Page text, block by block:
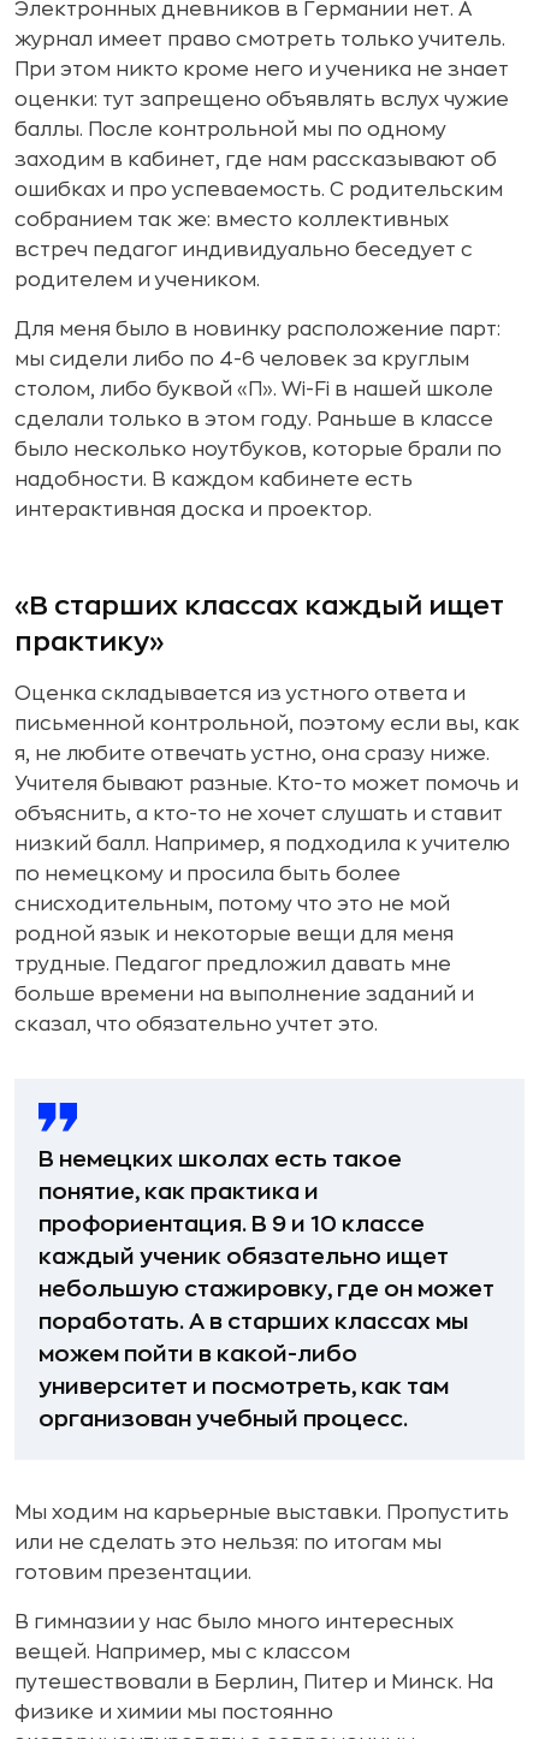
Электронных дневников в Германии нет. А
журнал имеет право смотреть только учитель.
При этом никто кроме него и ученика не знает
оценки: тут запрещено объявлять вслух чужие
баллы. После контрольной мы по одному
заходим в кабинет, где нам рассказывают об
ошибках и про успеваемость. С родительским
собранием так же: вместо коллективных
встреч педагог индивидуально беседует с
родителем и учеником.
Для меня было в новинку расположение парт:
мы сидели либо по 4-6 человек за круглым
столом, либо буквой «П». Wi-Fi в нашей школе
сделали только в этом году. Раньше в классе
было несколько ноутбуков, которые брали по
надобности. В каждом кабинете есть
интерактивная доска и проектор.
«В старших классах каждый ищет
практику»
Оценка складывается из устного ответа и
письменной контрольной, поэтому если вы, как
я, не любите отвечать устно, она сразу ниже.
Учителя бывают разные. Кто-то может помочь и
объяснить, а кто-то не хочет слушать и ставит
низкий балл. Например, я подходила к учителю
по немецкому и просила быть более
снисходительным, потому что это не мой
родной язык и некоторые вещи для меня
трудные. Педагог предложил давать мне
больше времени на выполнение заданий и
сказал, что обязательно учтет это.
В немецких школах есть такое
понятие, как практика и
профориентация. В 9 и 10 классе
каждый ученик обязательно ищет
небольшую стажировку, где он может
поработать. А в старших классах мы
можем пойти в какой-либо
университет и посмотреть, как там
организован учебный процесс.
Мы ходим на карьерные выставки. Пропустить
или не сделать это нельзя: по итогам мы
готовим презентации.
В гимназии у нас было много интересных
вещей. Например, мы с классом
путешествовали в Берлин, Питер и Минск. На
физике и химии мы постоянно